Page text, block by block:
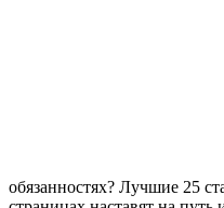
обязанностях? Лучшие 25